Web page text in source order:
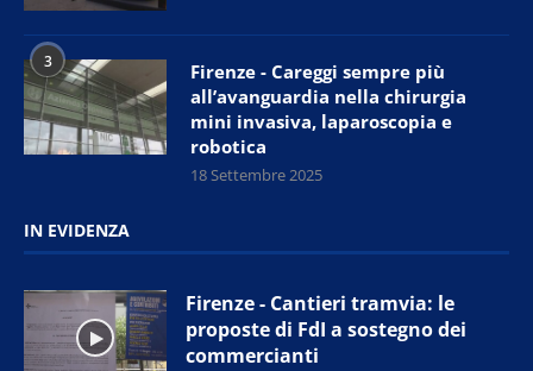
3
Firenze - Careggi sempre più
all’avanguardia nella chirurgia
mini invasiva, laparoscopia e
robotica
18 Settembre 2025
IN EVIDENZA
Firenze - Cantieri tramvia: le
proposte di FdI a sostegno dei
commercianti